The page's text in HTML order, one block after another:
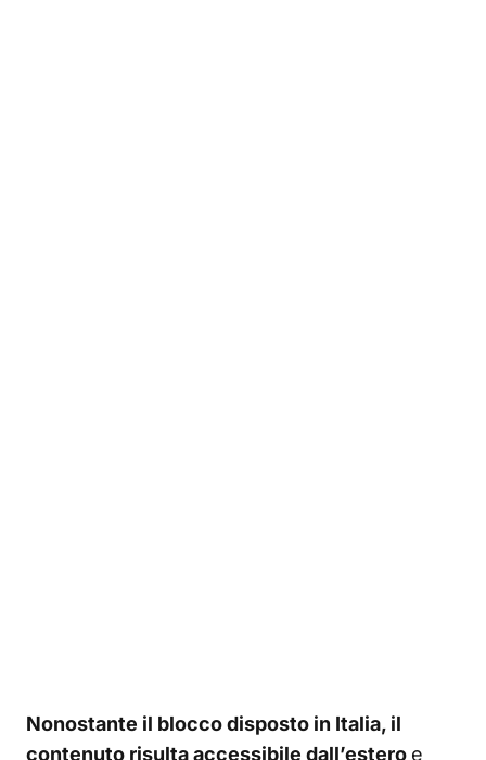
Nonostante il blocco disposto in Italia, il
contenuto risulta accessibile dall’estero e